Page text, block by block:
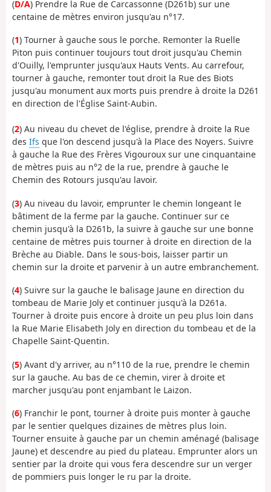
(D/A) Prendre la Rue de Carcassonne (D261b) sur une
centaine de mètres environ jusqu'au n°17.
(1) Tourner à gauche sous le porche. Remonter la Ruelle
Piton puis continuer toujours tout droit jusqu'au Chemin
d'Ouilly, l'emprunter jusqu'aux Hauts Vents. Au carrefour,
tourner à gauche, remonter tout droit la Rue des Biots
jusqu'au monument aux morts puis prendre à droite la D261
en direction de l'Église Saint-Aubin.
(2) Au niveau du chevet de l'église, prendre à droite la Rue
des Ifs que l'on descend jusqu'à la Place des Noyers. Suivre
à gauche la Rue des Frères Vigouroux sur une cinquantaine
de mètres puis au n°2 de la rue, prendre à gauche le
Chemin des Rotours jusqu'au lavoir.
(3) Au niveau du lavoir, emprunter le chemin longeant le
bâtiment de la ferme par la gauche. Continuer sur ce
chemin jusqu'à la D261b, la suivre à gauche sur une bonne
centaine de mètres puis tourner à droite en direction de la
Brèche au Diable. Dans le sous-bois, laisser partir un
chemin sur la droite et parvenir à un autre embranchement.
(4) Suivre sur la gauche le balisage Jaune en direction du
tombeau de Marie Joly et continuer jusqu'à la D261a.
Tourner à droite puis encore à droite un peu plus loin dans
la Rue Marie Elisabeth Joly en direction du tombeau et de la
Chapelle Saint-Quentin.
(5) Avant d'y arriver, au n°110 de la rue, prendre le chemin
sur la gauche. Au bas de ce chemin, virer à droite et
marcher jusqu'au pont enjambant le Laizon.
(6) Franchir le pont, tourner à droite puis monter à gauche
par le sentier quelques dizaines de mètres plus loin.
Tourner ensuite à gauche par un chemin aménagé (balisage
Jaune) et descendre au pied du plateau. Emprunter alors un
sentier par la droite qui vous fera descendre sur un verger
de pommiers puis longer le ru par la droite.